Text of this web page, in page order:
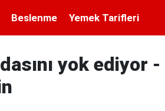
Beslenme Yemek Tarifleri
yok ediyor -